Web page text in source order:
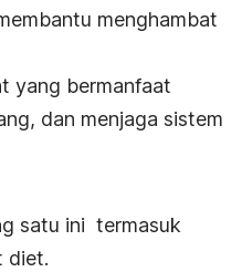
menghambat
yang bermanfaat
dan menjaga sistem
satu ini termasuk
diet.